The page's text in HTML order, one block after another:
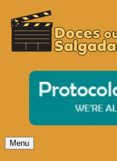
DOCES OU SALGADAS?
O Cinema? Uma Paixão!!
Menu